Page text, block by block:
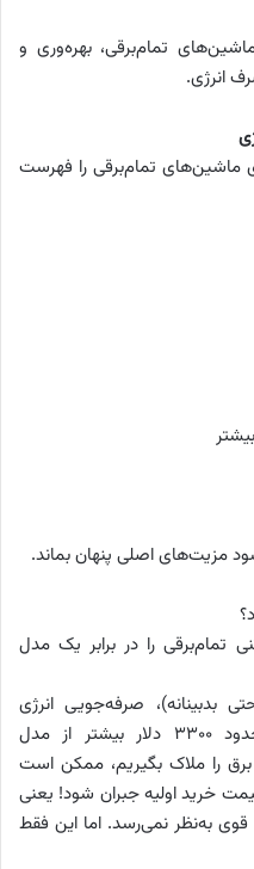
تمام‌برقی، بهره‌وری و
انرژی.
ماشین‌های تمام‌برقی را فهرست
مزیت‌های اصلی پنهان بماند.
۱۰۰۰ کیلونیوتنی تمام‌برقی را در برابر یک مدل
بدبینانه)، صرفه‌جویی انرژی
ماشین تمام‌برقی طی پنج سال حدود ۳۳۰۰ دلار بیشتر از مدل
را ملاک بگیریم، ممکن است
قیمت خرید اولیه جبران شود! یعنی
قوی به‌نظر نمی‌رسد. اما این فقط